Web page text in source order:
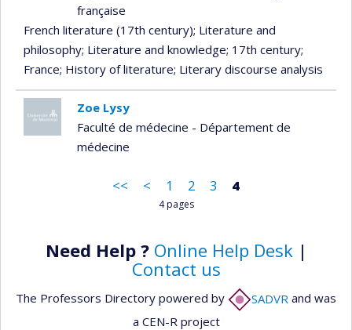
française
French literature (17th century); Literature and
philosophy; Literature and knowledge; 17th century;
France; History of literature; Literary discourse analysis
Zoe Lysy
Faculté de médecine - Département de
médecine
<< < 1 2 3 4
4 pages
Need Help ? Online Help Desk |
Contact us
The Professors Directory powered by SADVR and was
a CEN-R project